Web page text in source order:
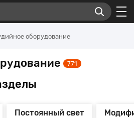
оборудование
771
Постоянный свет